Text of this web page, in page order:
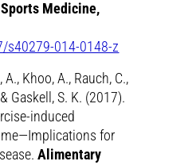
Sports Medicine,
s40279-014-0148-z
Khoo, A., Rauch, C.,
Gaskell, S. K. (2017).
induced
for
.Alimentary